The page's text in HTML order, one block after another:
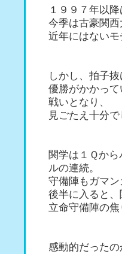
１９９７年以
今季は古豪関
近年にはない
しかし、拍子
優勝がかかっ
戦いとなり、
見ごたえ十分で
関学は１Ｑか
ルの連続。
守備陣もガマン
後半に入ると
立命守備陣の焦
感動的だった